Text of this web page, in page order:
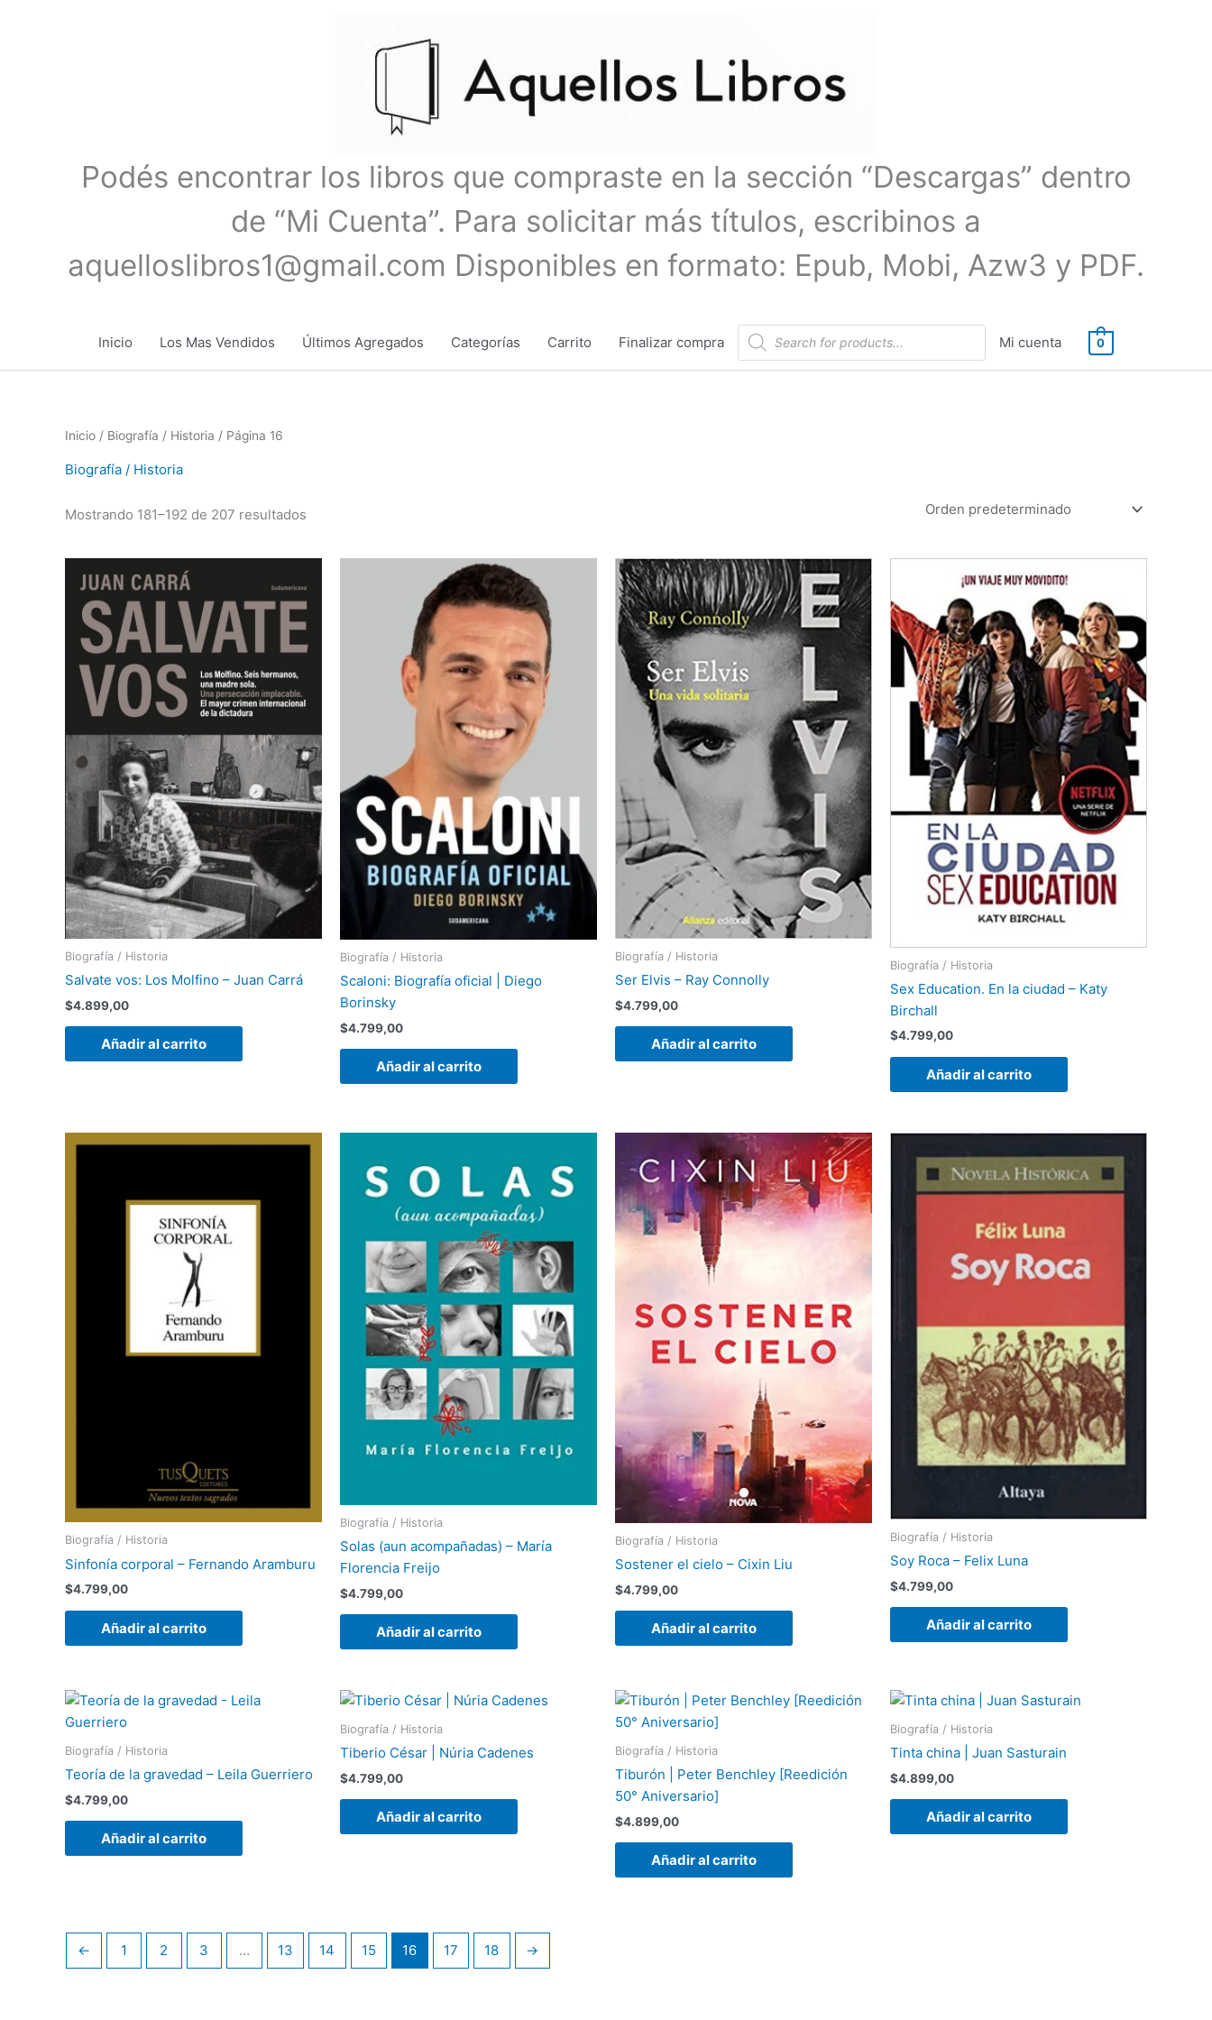
Podés encontrar los libros que compraste en la sección “Descargas” dentro
de “Mi Cuenta”. Para solicitar más títulos, escribinos a
aquelloslibros1@gmail.com Disponibles en formato: Epub, Mobi, Azw3 y PDF.
Inicio Los Mas Vendidos Últimos Agregados Categorías Carrito Finalizar compra
Búsqueda
de
productos
Mi cuenta 0
Inicio / Biografía / Historia / Página 16
Biografía / Historia
Mostrando 181–192 de 207 resultados
Biografía / Historia
Salvate vos: Los Molfino – Juan Carrá
$4.899,00
Añadir al carrito
Biografía / Historia
Scaloni: Biografía oficial | Diego
Borinsky
$4.799,00
Añadir al carrito
Biografía / Historia
Ser Elvis – Ray Connolly
$4.799,00
Añadir al carrito
Biografía / Historia
Sex Education. En la ciudad – Katy
Birchall
$4.799,00
Añadir al carrito
Biografía / Historia
Sinfonía corporal – Fernando Aramburu
$4.799,00
Añadir al carrito
Biografía / Historia
Solas (aun acompañadas) – María
Florencia Freijo
$4.799,00
Añadir al carrito
Biografía / Historia
Sostener el cielo – Cixin Liu
$4.799,00
Añadir al carrito
Biografía / Historia
Soy Roca – Felix Luna
$4.799,00
Añadir al carrito
Biografía / Historia
Teoría de la gravedad – Leila Guerriero
$4.799,00
Añadir al carrito
Biografía / Historia
Tiberio César | Núria Cadenes
$4.799,00
Añadir al carrito
Biografía / Historia
Tiburón | Peter Benchley [Reedición
50° Aniversario]
$4.899,00
Añadir al carrito
Biografía / Historia
Tinta china | Juan Sasturain
$4.899,00
Añadir al carrito
← 1 2 3 … 13 14 15 16 17 18 →